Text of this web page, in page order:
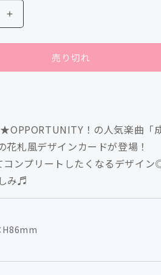
ブ
ン
風
カ
ー
ド
【成
い
AAAAA
売り切れ
！の人気楽曲「
花札風デザインカードが登場！
コンプリートしたくなるデザイ
み♬